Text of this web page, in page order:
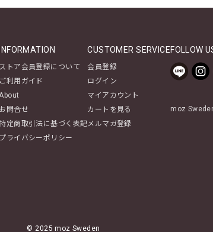
INFORMATION
ストア会員登録について
ご利用ガイド
お問合せ
定商取引法に基づく表記
プライバシーポリシー
CUSTOMER SERVICE
会員登録
ログイン
マイアカウント
カートを見る
メルマガ登録
FOLLOW
moz
© 2025 moz Sweden